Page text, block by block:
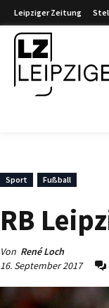
Leipziger Zeitung
Sport Fußball
RB
Von René Loch
16. September 2017